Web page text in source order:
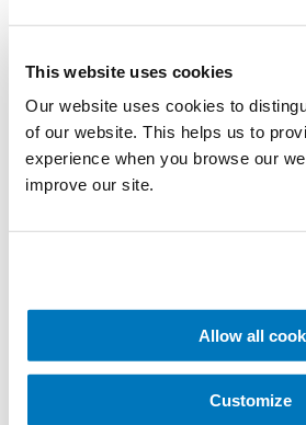
This website uses cookies
Our website uses cookies to
of our website. This helps us to
experience when you browse our
improve our site.
Allow all
Customize
Cztery kategorie
Poziom K 1: Poruszanie się po
Dzięki protezie pacjent może
odległości pokonywane po